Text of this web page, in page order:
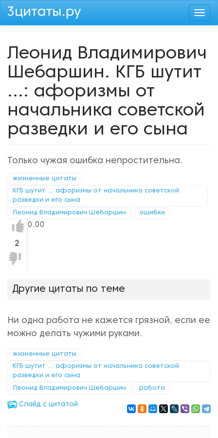
Перейти
Леонид Владимирович
Шебаршин. КГБ шутит
...: афоризмы от
начальника советской
разведки и его сына
Только чужая ошибка непростительна.
жизненные цитаты
КГБ шутит ...: афоризмы от начальника советской
разведки и его сына
Леонид Владимирович Шебаршин ошибки
Нравится!
2
Не
нравится!
0.00
Другие цитаты по теме
Ни одна работа не кажется грязной, если ее
можно делать чужими руками.
жизненные цитаты
КГБ шутит ...: афоризмы от начальника советской
разведки и его сына
Леонид Владимирович Шебаршин работа
Cлайд с цитатой